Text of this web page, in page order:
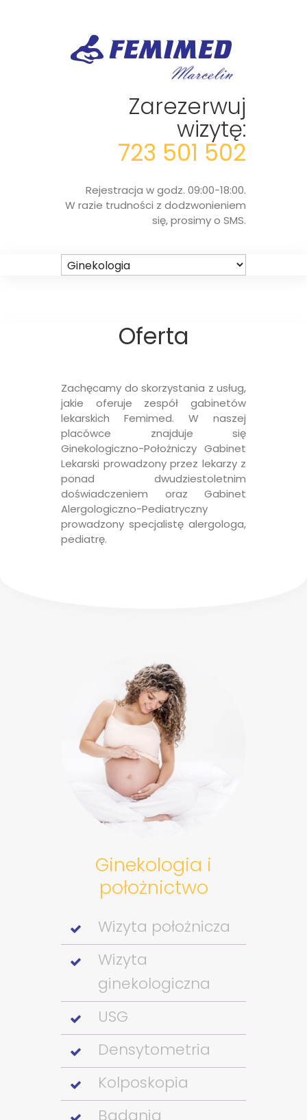
Zarezerwuj
wizytę:
723 501 502
Rejestracja w godz. 09:00-18:00.
W razie trudności z dodzwonieniem
się, prosimy o SMS.
Oferta
Zachęcamy do skorzystania z usług,
jakie oferuje zespół gabinetów
lekarskich Femimed. W naszej
placówce znajduje się
Ginekologiczno-Położniczy Gabinet
Lekarski prowadzony przez lekarzy z
ponad dwudziestoletnim
doświadczeniem oraz Gabinet
Alergologiczno-Pediatryczny
prowadzony specjalistę alergologa,
pediatrę.
Ginekologia i
położnictwo
Wizyta położnicza
Wizyta
ginekologiczna
USG
Densytometria
Kolposkopia
Badania